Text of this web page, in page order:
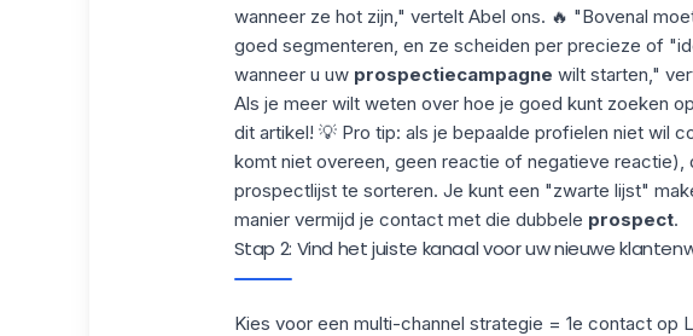
wanneer ze hot zijn," vertelt Abel ons. 🔥 "Bovenal
goed segmenteren , en ze scheiden per precieze of
wanneer u uw prospectiecampagne wilt starten,"
Als je meer wilt weten over hoe je goed kunt zoeken
dit artikel! 💡 Pro tip: als je bepaalde profielen niet wil
komt niet overeen, geen reactie of negatieve reactie),
prospectlijst te sorteren. Je kunt een "zwarte lijst"
manier vermijd je contact met die dubbele prospect.
Stap 2: Vind het juiste kanaal voor uw nieuwe
Kies voor een multi-channel strategie = 1e contact op